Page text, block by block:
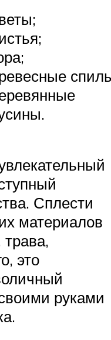
Сплести
материалов
трава,
это
руками